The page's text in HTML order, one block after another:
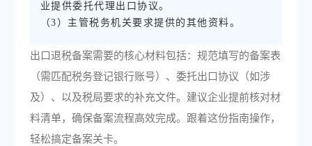
业提供委托代理出口协议。
（3）主管税务机关要求提供的其他资料。
出口退税备案需要的核心材料包括：规范填写的备案表
（需匹配税务登记银行账号）、委托出口协议（如涉
及）、以及税局要求的补充文件。建议企业提前核对材
料清单，确保备案流程高效完成。跟着这份指南操作，
轻松搞定备案关卡。